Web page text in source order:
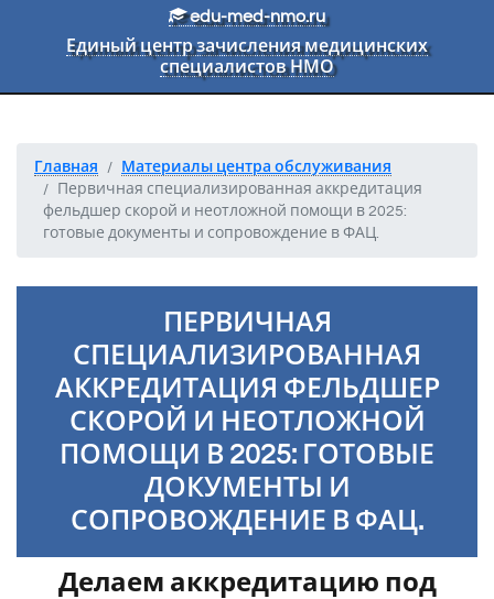
Перейти к основному текстуedu-med-nmo.ru
Единый центр зачисления медицинских
специалистов НМО
Главная
Материалы центра обслуживания
Первичная специализированная аккредитация
фельдшер скорой и неотложной помощи в 2025:
готовые документы и сопровождение в ФАЦ.
ПЕРВИЧНАЯ
СПЕЦИАЛИЗИРОВАННАЯ
АККРЕДИТАЦИЯ ФЕЛЬДШЕР
СКОРОЙ И НЕОТЛОЖНОЙ
ПОМОЩИ В 2025: ГОТОВЫЕ
ДОКУМЕНТЫ И
СОПРОВОЖДЕНИЕ В ФАЦ.
Делаем аккредитацию под